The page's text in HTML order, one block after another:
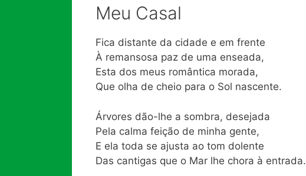
Meu Casal
Fica distante da cidade e em frente
À remansosa paz de uma enseada,
Esta dos meus romântica morada,
Que olha de cheio para o Sol nascente.
Árvores dão-lhe a sombra, desejada
Pela calma feição de minha gente,
E ela toda se ajusta ao tom dolente
Das cantigas que o Mar lhe chora à entrada.